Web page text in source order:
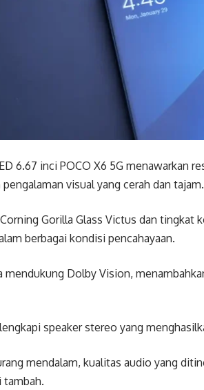
6.67 inci POCO X6 5G menawarkan
visual yang cerah dan tajam.
Gorilla Glass Victus dan tingkat
berbagai kondisi pencahayaan.
mendukung Dolby Vision,
speaker stereo yang
mendalam, kualitas audio yang
tambah.